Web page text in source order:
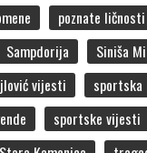
poznate ličnosti
Sampdorija
Siniša
vijesti
sportska
sportske vijesti